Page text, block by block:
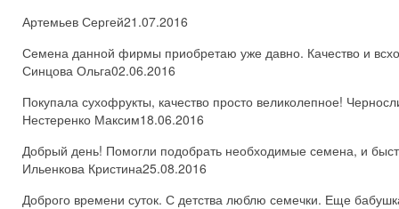
Артемьев Сергей21.07.2016
Семена данной фирмы приобретаю уже давно. Качество и
Синцова Ольга02.06.2016
Покупала сухофрукты, качество просто великолепное!
Нестеренко Максим18.06.2016
Добрый день! Помогли подобрать необходимые семена, и
Ильенкова Кристина25.08.2016
Доброго времени суток. С детства люблю семечки. Еще